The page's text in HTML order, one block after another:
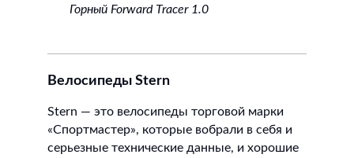
Горный Forward Tracer 1.0
Велосипеды Stern
Stern — это велосипеды торговой марки
«Спортмастер», которые вобрали в себя и
серьезные технические данные, и хорошие